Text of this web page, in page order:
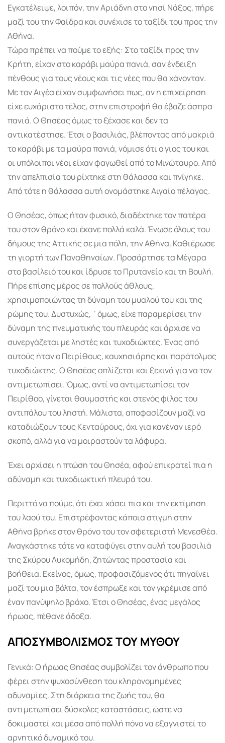
Εγκατέλειψε, λοιπόν, την Αριάδνη στο νησί Νάξος, πήρε
μαζί του την Φαίδρα και συνέχισε το ταξίδι του προς την
Αθήνα.
Τώρα πρέπει να πούμε το εξής: Στο ταξίδι προς την
Κρήτη, είχαν στο καράβι μαύρα πανιά, σαν ένδειξη
πένθους για τους νέους και τις νέες που θα χάνονταν.
Με τον Αιγέα είχαν συμφωνήσει πως, αν η επιχείρηση
είχε ευχάριστο τέλος, στην επιστροφή θα έβαζε άσπρα
πανιά. Ο Θησέας όμως το ξέχασε και δεν τα
αντικατέστησε. Έτσι ο βασιλιάς, βλέποντας από μακριά
το καράβι με τα μαύρα πανιά, νόμισε ότι ο γιος του και
οι υπόλοιποι νέοι είχαν φαγωθεί από το Μινώταυρο. Από
την απελπισία του ρίχτηκε στη θάλασσα και πνίγηκε.
Από τότε η θάλασσα αυτή ονομάστηκε Αιγαίο πέλαγος.
Ο Θησέας, όπως ήταν φυσικό, διαδέχτηκε τον πατέρα
του στον θρόνο και έκανε πολλά καλά. Ένωσε όλους του
δήμους της Αττικής σε μια πόλη, την Αθήνα. Καθιέρωσε
τη γιορτή των Παναθηναίων. Προσάρτησε τα Μέγαρα
στο βασίλειό του και ίδρυσε το Πρυτανείο και τη Βουλή.
Πήρε επίσης μέρος σε πολλούς άθλους,
χρησιμοποιώντας τη δύναμη του μυαλού του και της
ρώμης του. Δυστυχώς, ΄όμως, είχε παραμερίσει την
δύναμη της πνευματικής του πλευράς και άρχισε να
συνεργάζεται με ληστές και τυχοδιώκτες. Ένας από
αυτούς ήταν ο Πειρίθους, καυχησιάρης και παράτολμος
τυχοδιώκτης. Ο Θησέας οπλίζεται και ξεκινά για να τον
αντιμετωπίσει. Όμως, αντί να αντιμετωπίσει τον
Πειρίθοο, γίνεται θαυμαστής και στενός φίλος του
αντιπάλου του ληστή. Μάλιστα, αποφασίζουν μαζί να
καταδιώξουν τους Κενταύρους, όχι για κανέναν ιερό
σκοπό, αλλά για να μοιραστούν τα λάφυρα.
Έχει αρχίσει η πτώση του Θησέα, αφού επικρατεί πια η
αδύναμη και τυχοδιωκτική πλευρά του.
Περιττό να πούμε, ότι έχει χάσει πια και την εκτίμηση
του λαού του. Επιστρέφοντας κάποια στιγμή στην
Αθήνα βρήκε στον θρόνο του τον σφετεριστή Μενεσθέα.
Αναγκάστηκε τότε να καταφύγει στην αυλή του βασιλιά
της Σκύρου Λυκομήδη, ζητώντας προστασία και
βοήθεια. Εκείνος, όμως, προφασιζόμενος ότι πηγαίνει
μαζί του μια βόλτα, τον έσπρωξε και τον γκρέμισε από
έναν πανύψηλο βράχο. Έτσι ο Θησέας, ένας μεγάλος
ήρωας, πέθανε άδοξα.
ΑΠΟΣΥΜΒΟΛΙΣΜΟΣ ΤΟΥ ΜΥΘΟΥ
Γενικά: Ο ήρωας Θησέας συμβολίζει τον άνθρωπο που
φέρει στην ψυχοσύνθεση του κληρονομημένες
αδυναμίες. Στη διάρκεια της ζωής του, θα
αντιμετωπίσει δύσκολες καταστάσεις, ώστε να
δοκιμαστεί και μέσα από πολλή πόνο να εξαγνιστεί το
αρνητικό δυναμικό του.